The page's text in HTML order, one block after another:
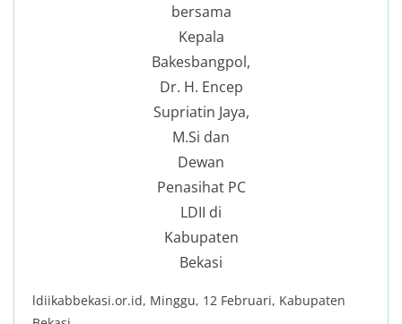
bersama
Kepala
Bakesbangpol,
Dr. H. Encep
Supriatin Jaya,
M.Si dan
Dewan
Penasihat PC
LDII di
Kabupaten
Bekasi
ldiikabbekasi.or.id, Minggu, 12 Februari, Kabupaten